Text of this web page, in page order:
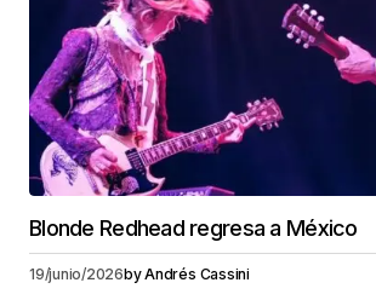
Blonde Redhead regresa a México
19/junio/2026byAndrés Cassini